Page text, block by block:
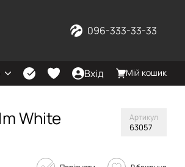
096-333-33-33
Вхід Мій кошик
White Артикул
63057